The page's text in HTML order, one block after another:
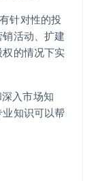
针对性的投
活动、扩建
的情况下实
入市场知
知识可以帮